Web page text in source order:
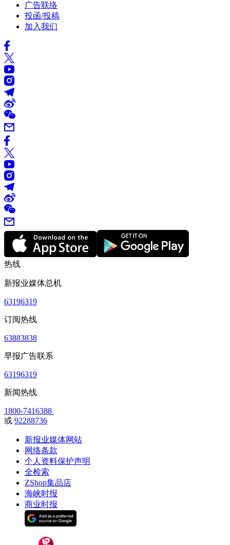
广告联络
投函/投稿
加入我们
热线
新报业媒体总机
63196319
订阅热线
63883838
早报广告联系
63196319
新闻热线
1800-7416388
或 92288736
新报业媒体网站
网络条款
个人资料保护声明
全检索
ZShop集品店
海峡时报
商业时报